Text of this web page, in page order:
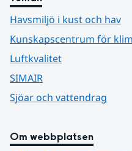
Havsmiljö i kust och hav
Kunskapscentrum för
Luftkvalitet
SIMAIR
Sjöar och vattendrag
Om webbplatsen